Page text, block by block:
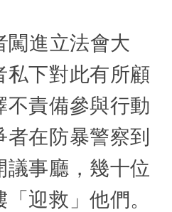
闖進立法會大
私下對此有所顧
不責備參與行動
在防暴警察到
議事廳，幾十位
迎救」他們。